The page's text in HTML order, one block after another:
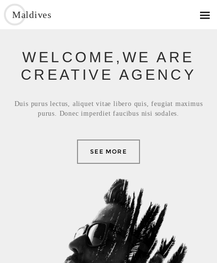
Maldives
WELCOME,WE ARE
CREATIVE AGENCY
Duis purus lectus, aliquet vitae libero quis, feugiat maximus
purus. Donec imperdiet faucibus nisi sodales.
SEE MORE